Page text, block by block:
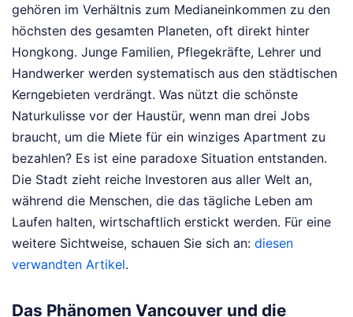
gehören im Verhältnis zum Medianeinkommen zu den
höchsten des gesamten Planeten, oft direkt hinter
Hongkong. Junge Familien, Pflegekräfte, Lehrer und
Handwerker werden systematisch aus den städtischen
Kerngebieten verdrängt. Was nützt die schönste
Naturkulisse vor der Haustür, wenn man drei Jobs
braucht, um die Miete für ein winziges Apartment zu
bezahlen? Es ist eine paradoxe Situation entstanden.
Die Stadt zieht reiche Investoren aus aller Welt an,
während die Menschen, die das tägliche Leben am
Laufen halten, wirtschaftlich erstickt werden. Für eine
weitere Sichtweise, schauen Sie sich an: diesen
verwandten Artikel.
Das Phänomen Vancouver und die